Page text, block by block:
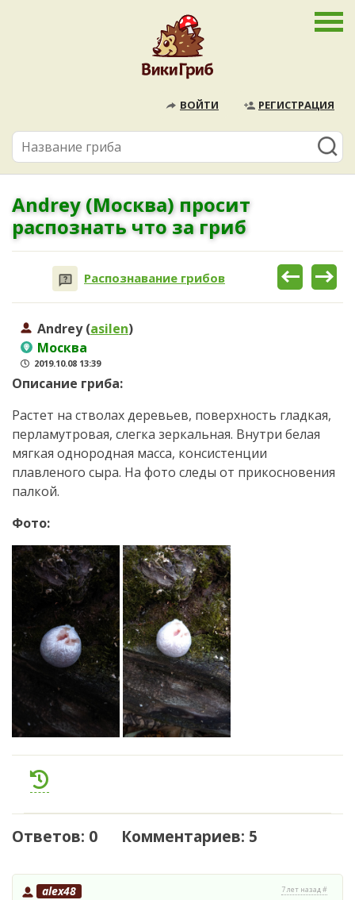
ВОЙТИ РЕГИСТРАЦИЯ
Andrey (Москва) просит
распознать что за гриб
Распознавание грибов
Andrey (asilen)
Москва
2019.10.08 13:39
Описание гриба:
Растет на стволах деревьев, поверхность гладкая,
перламутровая, слегка зеркальная. Внутри белая
мягкая однородная масса, консистенции
плавленого сыра. На фото следы от прикосновения
палкой.
Фото:
Ответов: 0 Комментариев: 5
alex48 7 лет назад #